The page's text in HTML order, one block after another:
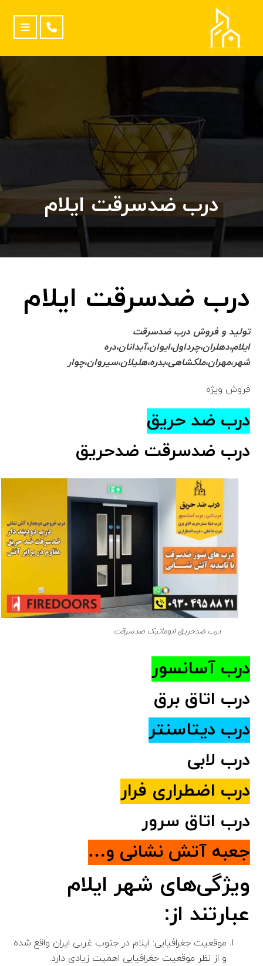
درب ضدسرقت ایلام
درب ضدسرقت ایلام
تولید و فروش درب ضدسرقت
ایلام،دهلران،چرداول،ایوان،آبدانان،دره
شهر،مهران،ملکشاهی،بدره،هلیلان،سیروان،چوار
فروش ویژه
درب ضد حریق
درب ضدسرقت ضدحریق
درب ضدحریق اتوماتیک ضدسرقت
درب آسانسور
درب اتاق برق
درب دیتاسنتر
درب لابی
درب اضطراری فرار
درب اتاق سرور
جعبه آتش نشانی و…
ویژگی‌های شهر ایلام
عبارتند از:
موقعیت جغرافیایی: ایلام در جنوب غربی ایران واقع شده
و از نظر موقعیت جغرافیایی اهمیت زیادی دارد.